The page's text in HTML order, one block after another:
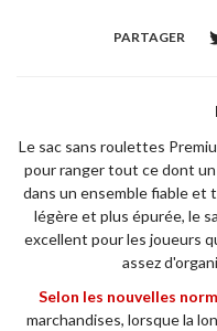
PARTAGER
Le sac sans roulettes
pour ranger tout ce dont un
dans un ensemble fiable et
légère et plus épurée, le
excellent pour les joueurs
assez
Selon les nouvelles
marchandises, lorsque la